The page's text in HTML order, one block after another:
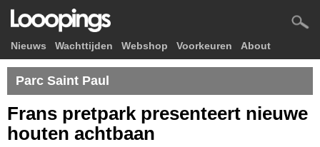
Nieuws Wachttijden Webshop Voorkeuren About
Parc Saint Paul
Frans pretpark presenteert nieuwe
houten achtbaan